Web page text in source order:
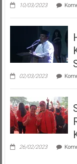
10/03/2023
02/03/2023
26/02/2023